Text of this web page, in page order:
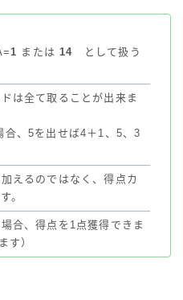
1 または 14 として扱う
は全て取ることが出来ま
合、5を出せば4＋1、5、3
えるのではなく、得点カ
。
合、得点を1点獲得できま
す）